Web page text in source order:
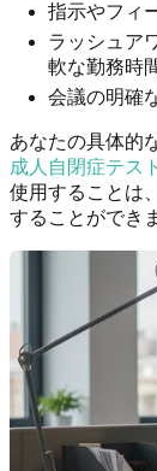
指示やフィ
ラッシュア
軟な勤務時
会議の明確
あなたの具体的
成人自閉症テスト
使用することは
することができ